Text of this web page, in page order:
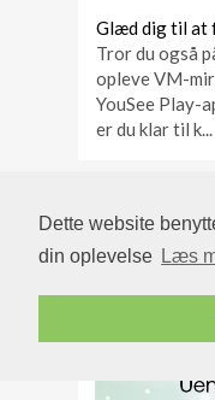
Dette website
din oplevelse Læs
Glæd dig til at
Tror du også
opleve VM-
YouSee Play-
er du klar til k...